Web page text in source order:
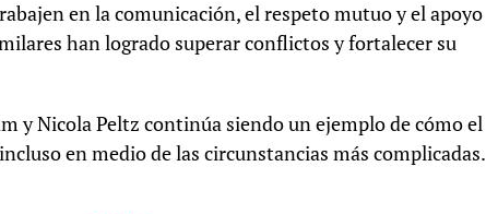
en la comunicación, el respeto mutuo y el apoyo
han logrado superar conflictos y fortalecer su
y Nicola Peltz continúa siendo un ejemplo de cómo el
en medio de las circunstancias más complicadas.